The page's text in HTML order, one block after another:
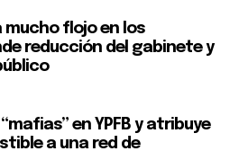
mucho flojo en los
reducción del gabinete y
en YPFB y atribuye
a una red de